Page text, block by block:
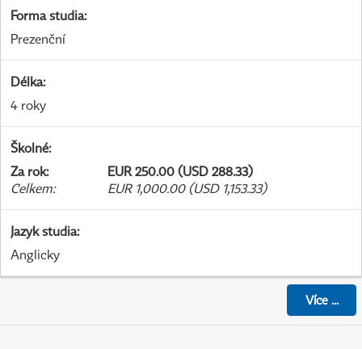
Forma studia:
Prezenční
Délka:
4 roky
Školné:
Za rok:
EUR 250.00 (USD 288.33)
Celkem: EUR 1,000.00 (USD 1,153.33)
Jazyk studia:
Anglicky
Více...